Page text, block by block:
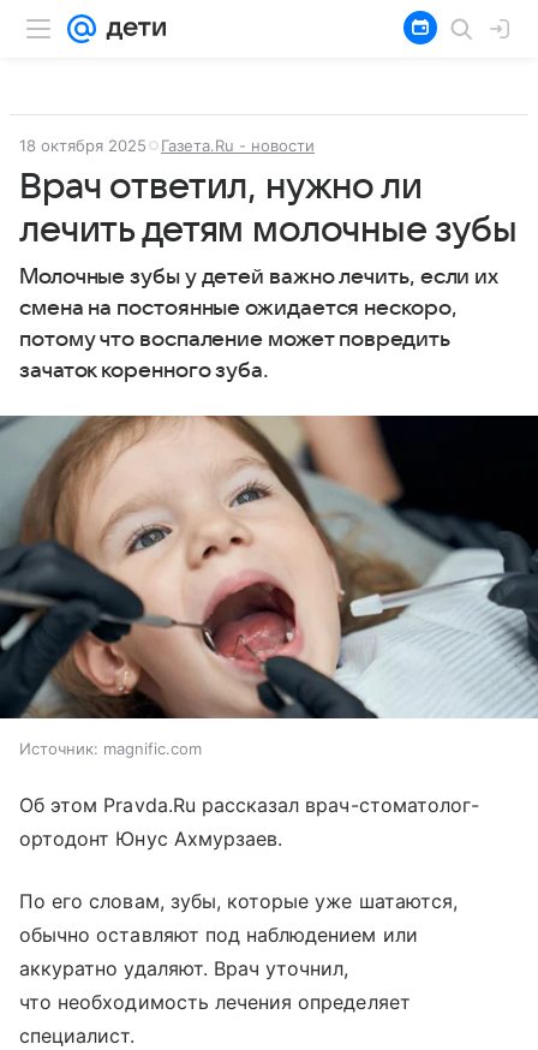
18 октября 2025 Газета.Ru - новости
Врач ответил, нужно ли
лечить детям молочные зубы
Молочные зубы у детей важно лечить, если их
смена на постоянные ожидается нескоро,
потому что воспаление может повредить
зачаток коренного зуба.
Источник: magnific.com
Об этом Pravda.Ru рассказал врач-стоматолог-
ортодонт Юнус Ахмурзаев.
По его словам, зубы, которые уже шатаются,
обычно оставляют под наблюдением или
аккуратно удаляют. Врач уточнил,
что необходимость лечения определяет
специалист.